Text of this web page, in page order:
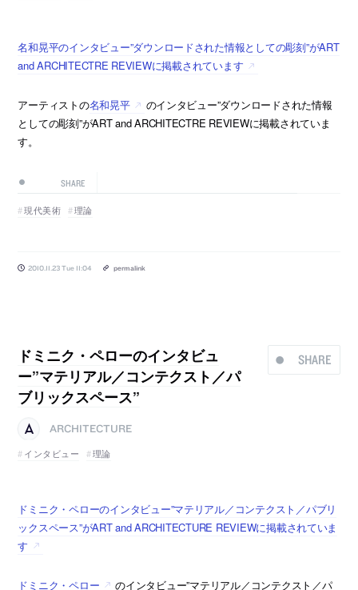
名和晃平のインタビュー”ダウンロードされた情報としての彫刻”がART
and ARCHITECTRE REVIEWに掲載されています
アーティストの名和晃平
のインタビュー”ダウンロードされた情報
としての彫刻”がART and ARCHITECTRE REVIEWに掲載されていま
す。
SHARE
現代美術 理論
2010.11.23 Tue 11:04 permalink
SHARE
ドミニク・ペローのインタビュ
ー”マテリアル／コンテクスト／パ
ブリックスペース”
ARCHITECTURE
インタビュー
理論
ドミニク・ペローのインタビュー”マテリアル／コンテクスト／パブリ
ックスペース”がART and ARCHITECTURE REVIEWに掲載されていま
す
ドミニク・ペロー のインタビュー”マテリアル／コンテクスト／パ